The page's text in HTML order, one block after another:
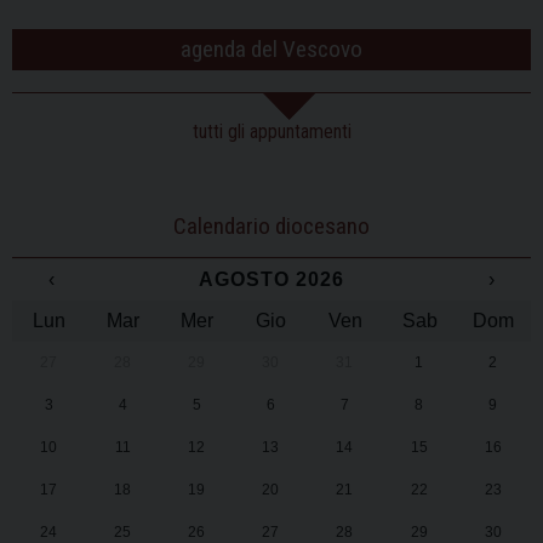
agenda del Vescovo
tutti gli appuntamenti
Calendario diocesano
‹ AGOSTO 2026
›
Lun
Mar Mer Gio Ven Sab Dom
1 2
3 4 5 6 7 8 9
10 11 12 13 14 15 16
17 18 19 20 21 22 23
24 25 26 27 28 29 30